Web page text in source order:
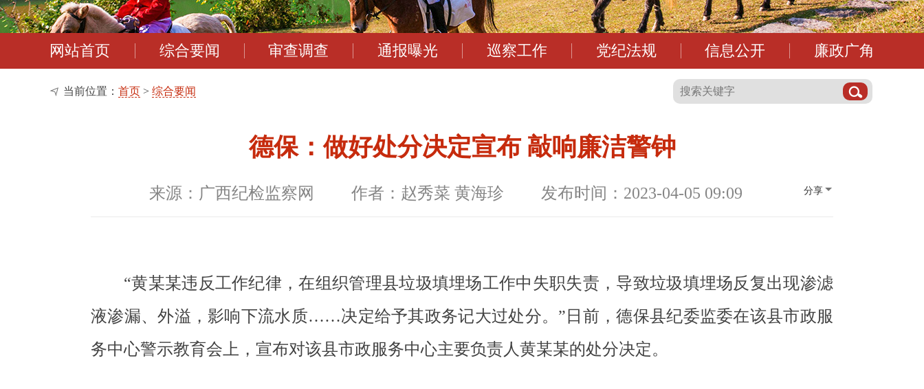
网站首页 综合要闻 审查调查 通报曝光 巡察工作 党纪法规 信息公开 廉政广角
当前位置： 首页 > 综合要闻
德保：做好处分决定宣布 敲响廉洁警钟
来源：广西纪检监察网 作者：赵秀菜 黄海珍 发布时间：2023-04-05 09:09 分享
“黄某某违反工作纪律，在组织管理县垃圾填埋场工作中失职失责，导致垃圾填埋场反复出现渗滤
液渗漏、外溢，影响下流水质……决定给予其政务记大过处分。”日前，德保县纪委监委在该县市政服
务中心警示教育会上，宣布对该县市政服务中心主要负责人黄某某的处分决定。